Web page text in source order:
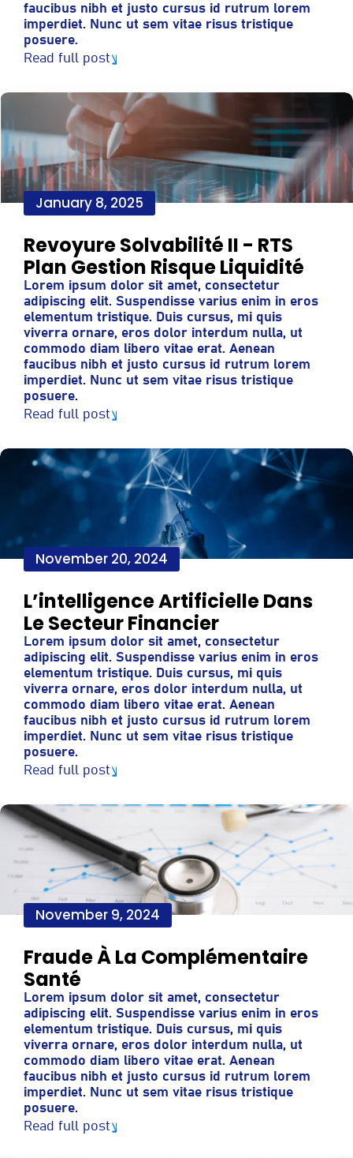
faucibus nibh et justo cursus id rutrum lorem
imperdiet. Nunc ut sem vitae risus tristique
posuere.
Read full post
January 8, 2025
Revoyure Solvabilité II - RTS
Plan Gestion Risque Liquidité
Lorem ipsum dolor sit amet, consectetur
adipiscing elit. Suspendisse varius enim in eros
elementum tristique. Duis cursus, mi quis
viverra ornare, eros dolor interdum nulla, ut
commodo diam libero vitae erat. Aenean
faucibus nibh et justo cursus id rutrum lorem
imperdiet. Nunc ut sem vitae risus tristique
posuere.
Read full post
November 20, 2024
L’intelligence Artificielle Dans
Le Secteur Financier
Lorem ipsum dolor sit amet, consectetur
adipiscing elit. Suspendisse varius enim in eros
elementum tristique. Duis cursus, mi quis
viverra ornare, eros dolor interdum nulla, ut
commodo diam libero vitae erat. Aenean
faucibus nibh et justo cursus id rutrum lorem
imperdiet. Nunc ut sem vitae risus tristique
posuere.
Read full post
November 9, 2024
Fraude À La Complémentaire
Santé
Lorem ipsum dolor sit amet, consectetur
adipiscing elit. Suspendisse varius enim in eros
elementum tristique. Duis cursus, mi quis
viverra ornare, eros dolor interdum nulla, ut
commodo diam libero vitae erat. Aenean
faucibus nibh et justo cursus id rutrum lorem
imperdiet. Nunc ut sem vitae risus tristique
posuere.
Read full post